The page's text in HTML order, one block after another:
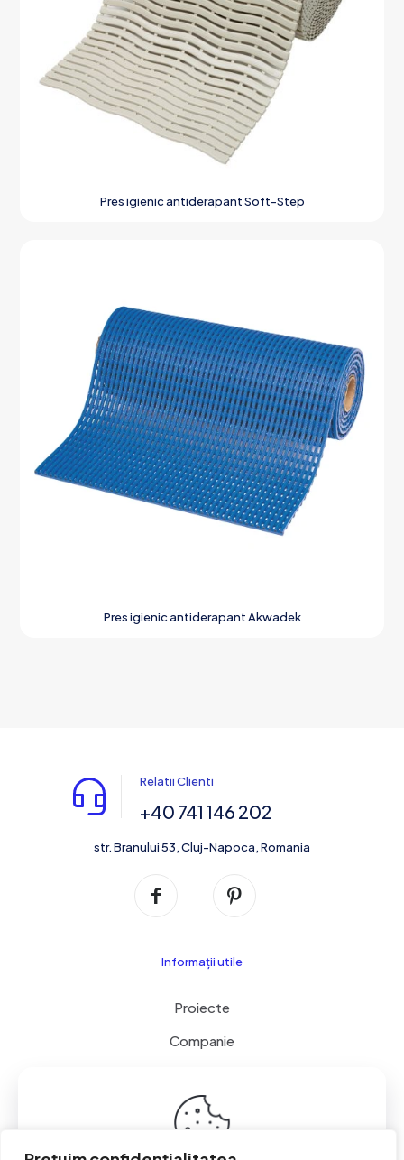
Pres igienic antiderapant Soft-Step
Pres igienic antiderapant Akwadek
Relatii Clienti
+40 741 146 202
str. Branului 53, Cluj-Napoca, Romania
Informații utile
Proiecte
Companie
Contact